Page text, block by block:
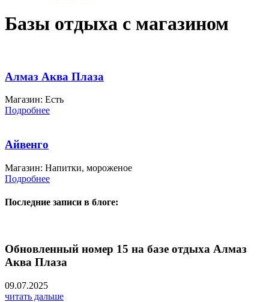
Базы отдыха с магазином
Алмаз Аква Плаза
Магазин: Есть
Подробнее
Айвенго
Магазин: Напитки, мороженое
Подробнее
Последние записи в блоге:
Обновленный номер 15 на базе отдыха Алмаз
Аква Плаза
09.07.2025
читать дальше